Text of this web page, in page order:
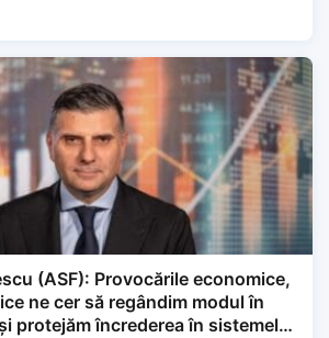
(ASF): Provocările economice,
ne cer să regândim modul în
protejăm încrederea în sistemele